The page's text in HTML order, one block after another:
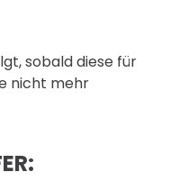
sobald diese für
nicht mehr